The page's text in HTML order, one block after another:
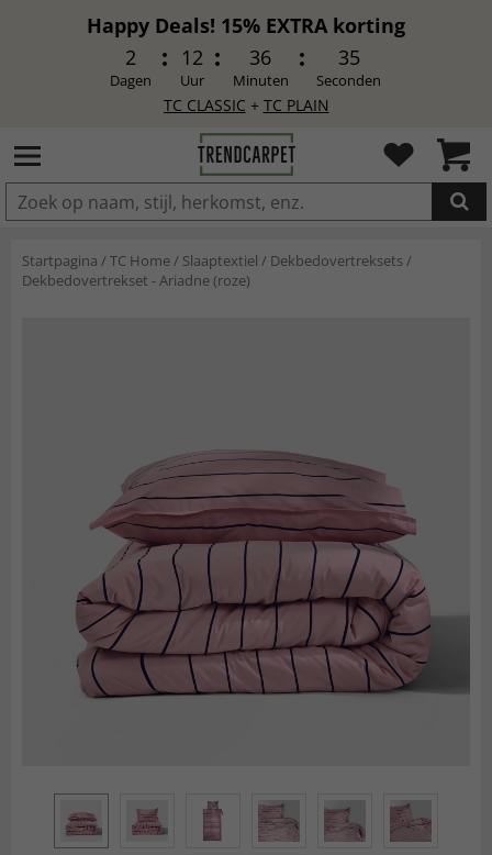
Happy Deals! 15% EXTRA korting
2
Dagen
12
Uur
36
Minuten
33
Seconden
TC CLASSIC + TC PLAIN
IN DE WINKELWAGEN GELEGD
Startpagina /TC Home/ Slaaptextiel / Dekbedovertreksets/
Dekbedovertrekset - Ariadne (roze)